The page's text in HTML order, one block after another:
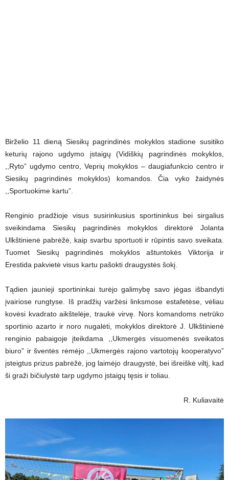
Birželio 11 dieną Siesikų pagrindinės mokyklos stadione susitiko
keturių rajono ugdymo įstaigų (Vidiškių pagrindinės mokyklos,
,,Ryto” ugdymo centro, Veprių mokyklos – daugiafunkcio centro ir
Siesikų pagrindinės mokyklos) komandos. Čia vyko žaidynės
,,Sportuokime kartu”.
Renginio pradžioje visus susirinkusius sportininkus bei sirgalius
sveikindama Siesikų pagrindinės mokyklos direktorė Jolanta
Ulkštinienė pabrėžė, kaip svarbu sportuoti ir rūpintis savo sveikata.
Tuomet Siesikų pagrindinės mokyklos aštuntokės Viktorija ir
Erestida pakvietė visus kartu pašokti draugystės šokį.
Tądien jaunieji sportininkai turėjo galimybę savo jėgas išbandyti
įvairiose rungtyse. Iš pradžių varžėsi linksmose estafetėse, vėliau
kovėsi kvadrato aikštelėje, traukė virvę. Nors komandoms netrūko
sportinio azarto ir noro nugalėti, mokyklos direktorė J. Ulkštinienė
renginio pabaigoje įteikdama ,,Ukmergės visuomenės sveikatos
biuro” ir šventės rėmėjo ,,Ukmergės rajono vartotojų kooperatyvo”
įsteigtus prizus pabrėžė, jog laimėjo draugystė, bei išreiškė viltį, kad
ši graži bičiulystė tarp ugdymo įstaigų tęsis ir toliau.
R. Kuliavaitė